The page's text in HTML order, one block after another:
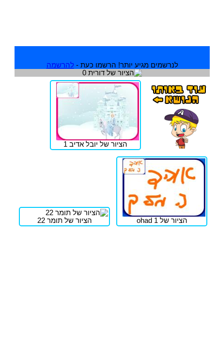
לנרשמים מגיע יותר! הרשמו כעת - להרשמה
הציור של יובל אדיב 1
הציור של ohad 1 הציור של תומר 22